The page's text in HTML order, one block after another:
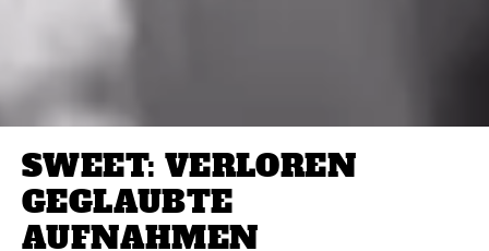
SWEET: VERLOREN
GEGLAUBTE
AUFNAHMEN